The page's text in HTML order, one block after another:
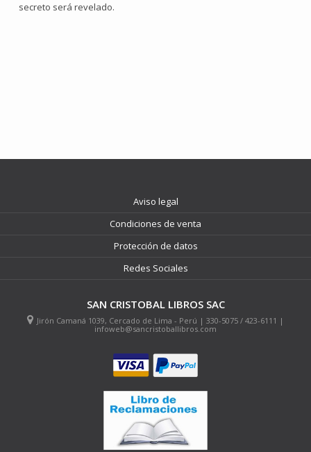
secreto será revelado.
Aviso legal
Condiciones de venta
Protección de datos
Redes Sociales
SAN CRISTOBAL LIBROS SAC
Jirón Camaná 1039, Cercado de Lima - Perú | 330-5075 / 423-6111 |
infoweb@sancristoballibros.com